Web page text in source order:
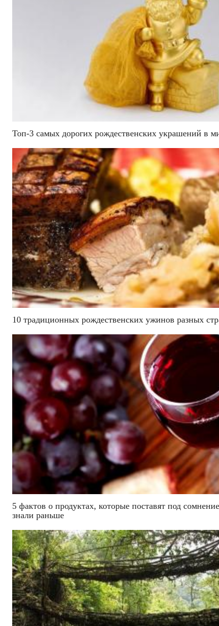
Топ-3 самых дорогих рождественских украшений в
10 традиционных рождественских ужинов разных
5 фактов о продуктах, которые поставят под
знали раньше